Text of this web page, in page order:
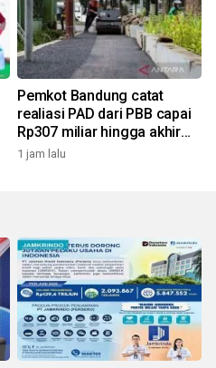
Pemkot Bandung catat
realiasi PAD dari PBB capai
Rp307 miliar hingga akhir
Juli 2026
1 jam lalu